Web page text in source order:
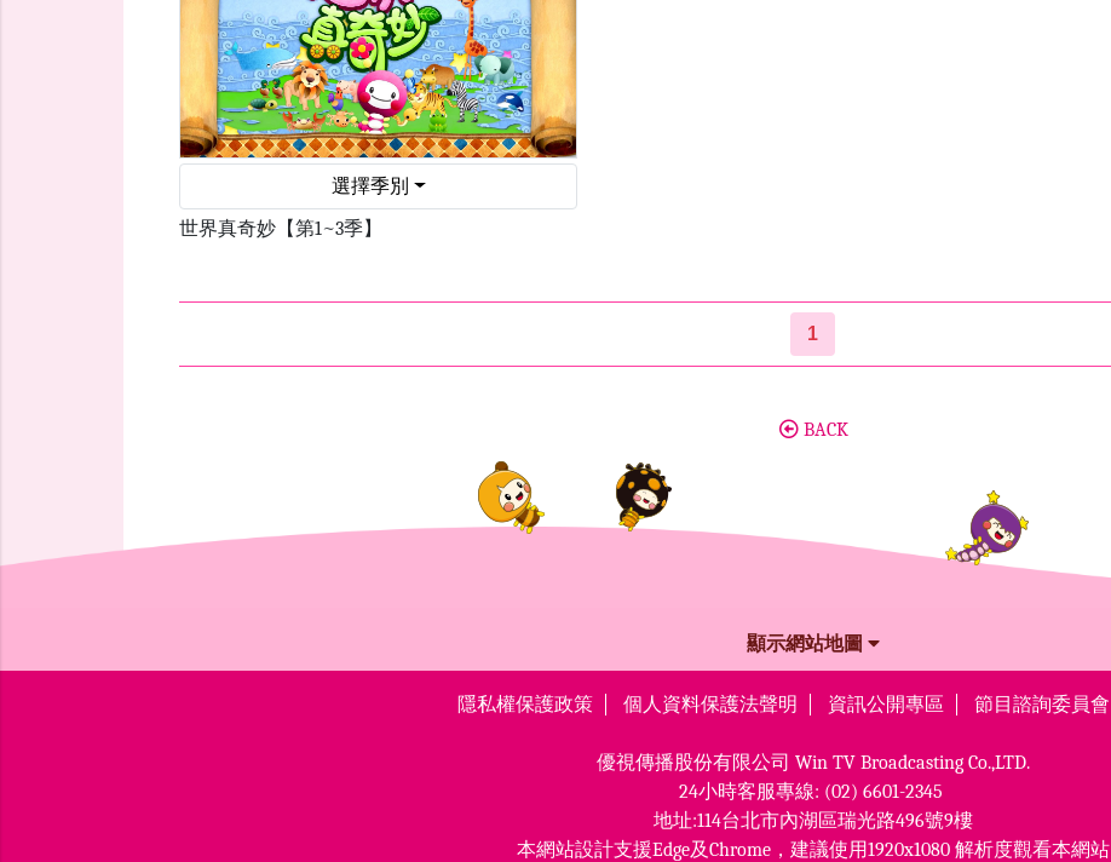
選擇季別
世界真奇妙【第1~3季】
1
BACK
顯示網站地圖
隱私權保護政策 個人資料保護法聲明 資訊公開專區 節目諮詢委員會
優視傳播股份有限公司 Win TV Broadcasting Co.,LTD.
24小時客服專線: (02) 6601-2345
地址:114台北市內湖區瑞光路496號9樓
本網站設計支援Edge及Chrome， 建議使用1920x1080 解析度觀看本網站